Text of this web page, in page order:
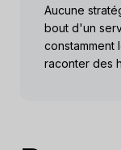
Aucune
bout d'un
constamment
raconter des